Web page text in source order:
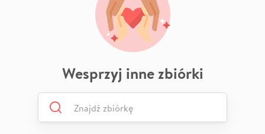
Wesprzyj inne zbiórki